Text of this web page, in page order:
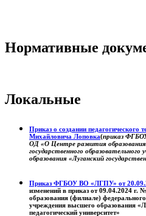
Нормативные
Локальные
Приказ о создании
Михайловича Лоповка(приказ
ОД «О Центре развития
государственного образовательного
образования «Луганский
Приказ ФГБОУ ВО «ЛГПУ» от
изменений в приказ от 09.04.2024
образования (филиале)
учреждения высшего образования
педагогический университет»